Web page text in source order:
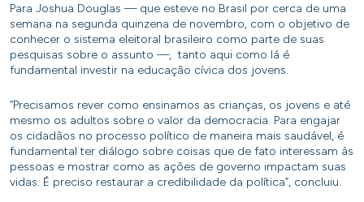
Para Joshua Douglas — que esteve no Brasil por cerca de uma
semana na segunda quinzena de novembro, com o objetivo de
conhecer o sistema eleitoral brasileiro como parte de suas
pesquisas sobre o assunto —, tanto aqui como lá é
fundamental investir na educação cívica dos jovens.
“Precisamos rever como ensinamos as crianças, os jovens e até
mesmo os adultos sobre o valor da democracia. Para engajar
os cidadãos no processo político de maneira mais saudável, é
fundamental ter diálogo sobre coisas que de fato interessam às
pessoas e mostrar como as ações de governo impactam suas
vidas. É preciso restaurar a credibilidade da política”, concluiu.